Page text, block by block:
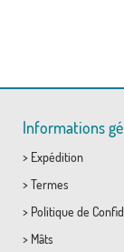
Informations
> Expédition
> Termes
> Politique de
> Mâts